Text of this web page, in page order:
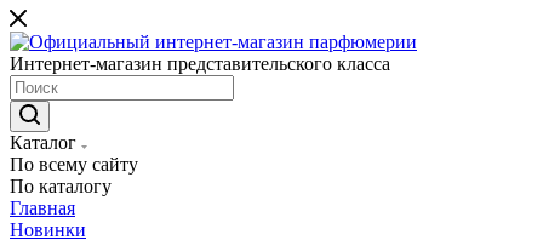
Интернет-магазин представительского класса
Каталог
По всему сайту
По каталогу
Главная
Новинки